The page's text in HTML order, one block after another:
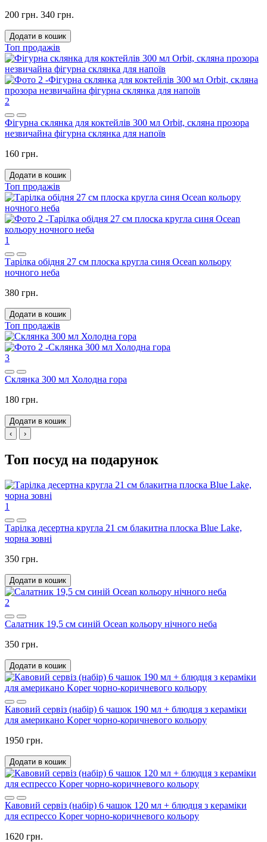
200 грн. 340 грн.
Додати в кошик
Топ продажів
2
Фігурна склянка для коктейлів 300 мл Orbit, скляна прозора
незвичайна фігурна склянка для напоїв
160 грн.
Додати в кошик
Топ продажів
1
Тарілка обідня 27 см плоска кругла синя Ocean кольору
ночного неба
380 грн.
Додати в кошик
Топ продажів
3
Склянка 300 мл Холодна гора
180 грн.
Додати в кошик
‹
›
Топ посуд на подарунок
1
Тарілка десертна кругла 21 см блакитна плоска Blue Lake,
чорна зовні
350 грн.
Додати в кошик
2
Салатник 19,5 см синій Ocean кольору нічного неба
350 грн.
Додати в кошик
Кавовий сервіз (набір) 6 чашок 190 мл + блюдця з кераміки
для американо Koper чорно-коричневого кольору
1950 грн.
Додати в кошик
Кавовий сервіз (набір) 6 чашок 120 мл + блюдця з кераміки
для еспрессо Koper чорно-коричневого кольору
1620 грн.